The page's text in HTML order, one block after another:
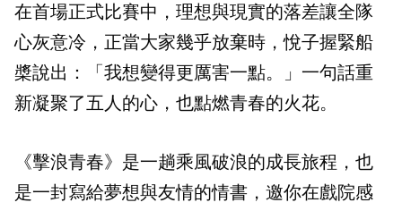
在首場正式比賽中，理想與現實的落差讓全隊
心灰意冷，正當大家幾乎放棄時，悅子握緊船
槳說出：「我想變得更厲害一點。」一句話重
新凝聚了五人的心，也點燃青春的火花。
《擊浪青春》是一趟乘風破浪的成長旅程，也
是一封寫給夢想與友情的情書，邀你在戲院感